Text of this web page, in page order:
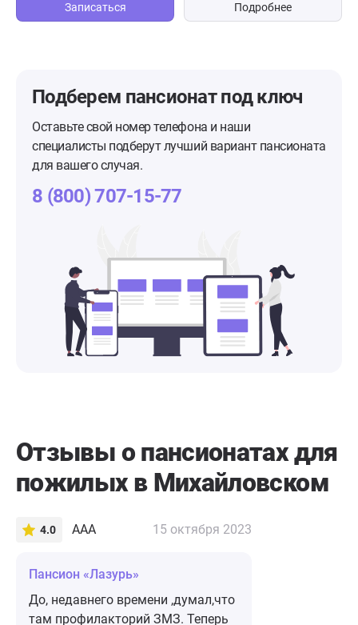
Записаться Подробнее
Подберем пансионатпод ключ
Оставьте свой номер телефона и наши
специалисты подберут лучший вариант пансионата
для вашего случая.
8 (800) 707-15-77
Отзывы о пансионатах для
пожилых в Михайловском
4.0 ААА 15 октября 2023
Пансион «Лазурь»
До, недавнего времени ,думал,что
там профилакторий ЗМЗ. Теперь